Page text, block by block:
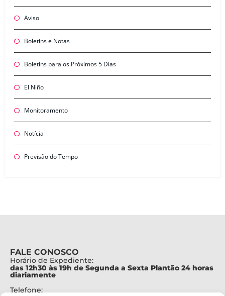
Aviso
Boletins e Notas
Boletins para os Próximos 5 Dias
El Niño
Monitoramento
Notícia
Previsão do Tempo
FALE CONOSCO
Horário de Expediente:
das 12h30 às 19h de Segunda a Sexta Plantão 24 horas
diariamente
Telefone: